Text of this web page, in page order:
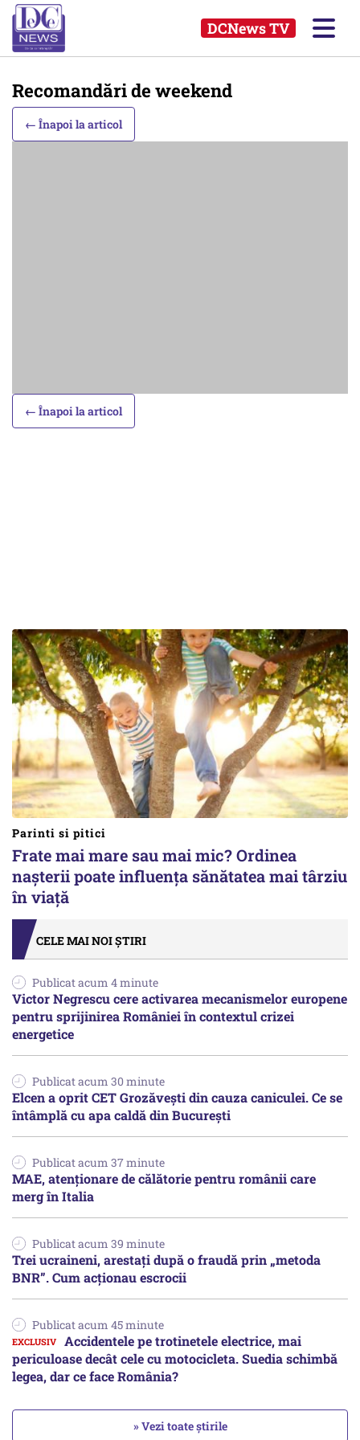
DCNews TV
Recomandări de weekend
← Înapoi la articol
← Înapoi la articol
Parinti si pitici
Frate mai mare sau mai mic? Ordinea
nașterii poate influența sănătatea mai târziu
în viață
CELE MAI NOI ȘTIRI
Publicat acum 4 minute
Victor Negrescu cere activarea mecanismelor europene
pentru sprijinirea României în contextul crizei
energetice
Publicat acum 30 minute
Elcen a oprit CET Grozăvești din cauza caniculei. Ce se
întâmplă cu apa caldă din București
Publicat acum 37 minute
MAE, atenționare de călătorie pentru românii care
merg în Italia
Publicat acum 39 minute
Trei ucraineni, arestați după o fraudă prin „metoda
BNR”. Cum acționau escrocii
Publicat acum 45 minute
Accidentele pe trotinetele electrice, mai
periculoase decât cele cu motocicleta. Suedia schimbă
legea, dar ce face România?
» Vezi toate știrile